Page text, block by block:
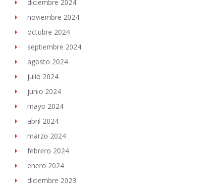
diciembre 2024
noviembre 2024
octubre 2024
septiembre 2024
agosto 2024
julio 2024
junio 2024
mayo 2024
abril 2024
marzo 2024
febrero 2024
enero 2024
diciembre 2023